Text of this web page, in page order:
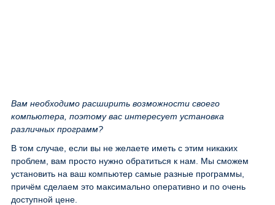
Вам необходимо расширить возможности своего
компьютера, поэтому вас интересует установка
различных программ?
В том случае, если вы не желаете иметь с этим никаких
проблем, вам просто нужно обратиться к нам. Мы сможем
установить на ваш компьютер самые разные программы,
причём сделаем это максимально оперативно и по очень
доступной цене.